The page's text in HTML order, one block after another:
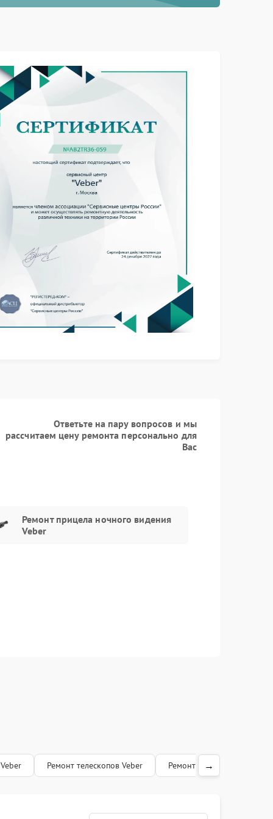
1000 рублей Заказать
750 рублей Заказать
1100 рублей Заказать
750 рублей Заказать
650 рублей Заказать
Ответьте на пару вопросов и мы
рассчитаем цену ремонта персонально для
Вас
Ремонт прицела ночного видения
Veber
Ремонт телескопов Veber Ремонт лазерных
→